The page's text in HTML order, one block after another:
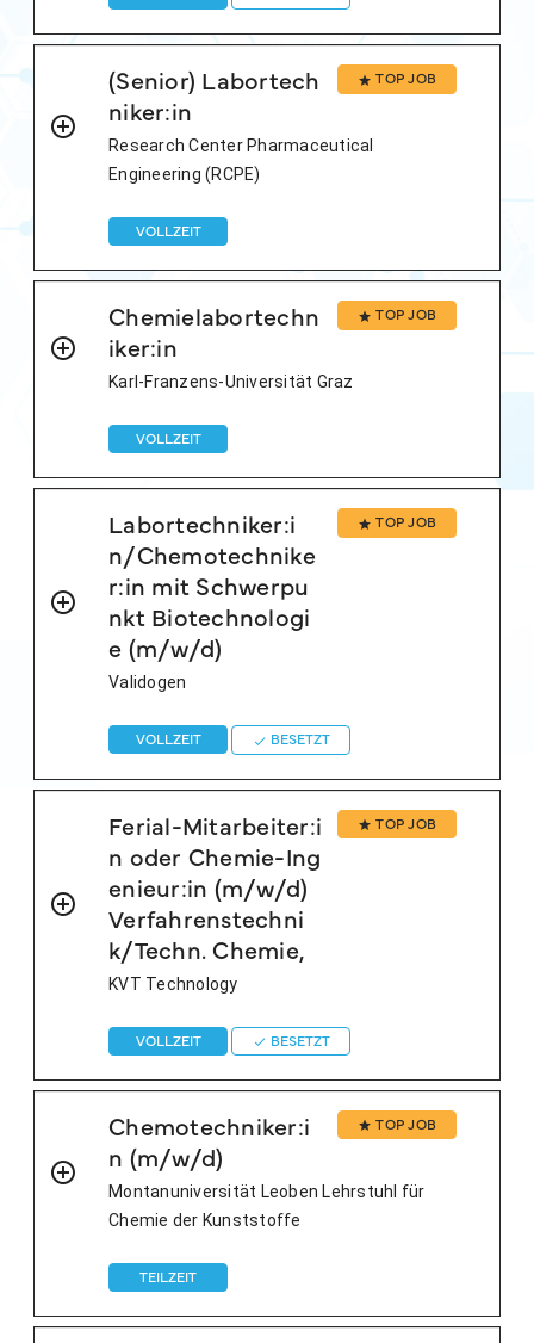
(Senior) Labortech
niker:in
TOP JOB
Research Center Pharmaceutical
Engineering (RCPE)
VOLLZEIT
Chemielabortechn
iker:in
TOP JOB
Karl-Franzens-Universität Graz
VOLLZEIT
Labortechniker:i
n/Chemotechnike
r:in mit Schwerpu
nkt Biotechnologi
e (m/w/d)
TOP JOB
Validogen
VOLLZEIT BESETZT
Ferial-Mitarbeiter:i
n oder Chemie-Ing
enieur:in (m/w/d)
Verfahrenstechni
k/Techn. Chemie,
TOP JOB
KVT Technology
VOLLZEIT BESETZT
Chemotechniker:i
n (m/w/d)
TOP JOB
Montanuniversität Leoben Lehrstuhl für
Chemie der Kunststoffe
TEILZEIT